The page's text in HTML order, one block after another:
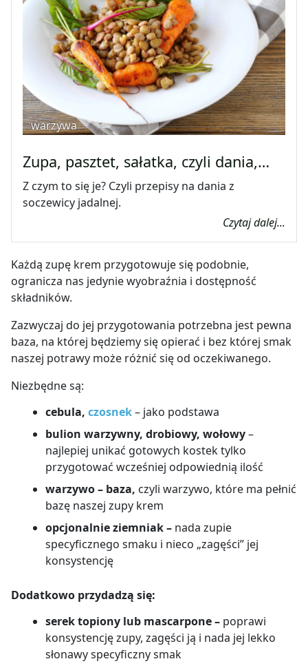
warzywa
Zupa, pasztet, sałatka, czyli dania,…
Z czym to się je? Czyli przepisy na dania z
soczewicy jadalnej.
Czytaj dalej...
Każdą zupę krem przygotowuje się podobnie,
ogranicza nas jedynie wyobraźnia i dostępność
składników.
Zazwyczaj do jej przygotowania potrzebna jest pewna
baza, na której będziemy się opierać i bez której smak
naszej potrawy może różnić się od oczekiwanego.
Niezbędne są:
cebula, czosnek– jako podstawa
bulion warzywny, drobiowy, wołowy–
najlepiej unikać gotowych kostek tylko
przygotować wcześniej odpowiednią ilość
warzywo – baza, czyli warzywo, które ma pełnić
bazę naszej zupy krem
opcjonalnie ziemniak – nada zupie
specyficznego smaku i nieco „zagęści” jej
konsystencję
Dodatkowo przydadzą się:
serek topiony lub mascarpone – poprawi
konsystencję zupy, zagęści ją i nada jej lekko
słonawy specyficzny smak